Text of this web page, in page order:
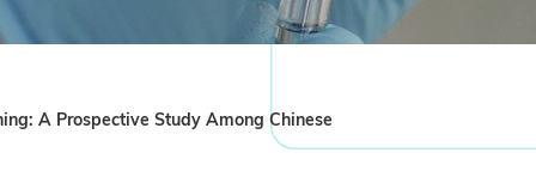
A Prospective Study Among Chinese